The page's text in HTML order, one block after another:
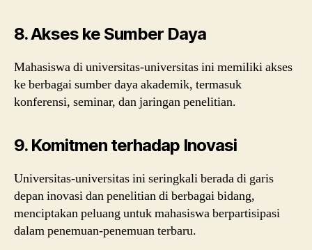
8. Akses ke Sumber Daya
Mahasiswa di universitas-universitas ini memiliki akses
ke berbagai sumber daya akademik, termasuk
konferensi, seminar, dan jaringan penelitian.
9. Komitmen terhadap Inovasi
Universitas-universitas ini seringkali berada di garis
depan inovasi dan penelitian di berbagai bidang,
menciptakan peluang untuk mahasiswa berpartisipasi
dalam penemuan-penemuan terbaru.